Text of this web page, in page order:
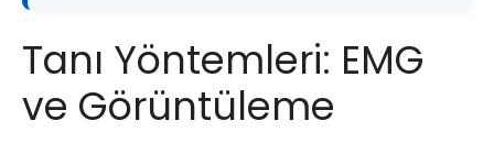
Tanı Yöntemleri: EMG
ve Görüntüleme